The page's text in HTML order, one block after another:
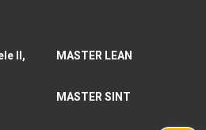
II,
MASTER LEAN
MASTER SINT